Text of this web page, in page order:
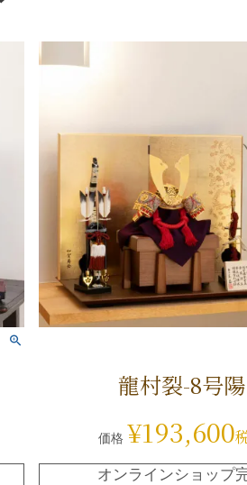
龍村裂-8号陽
価格 ¥193,600
オンラインショップ